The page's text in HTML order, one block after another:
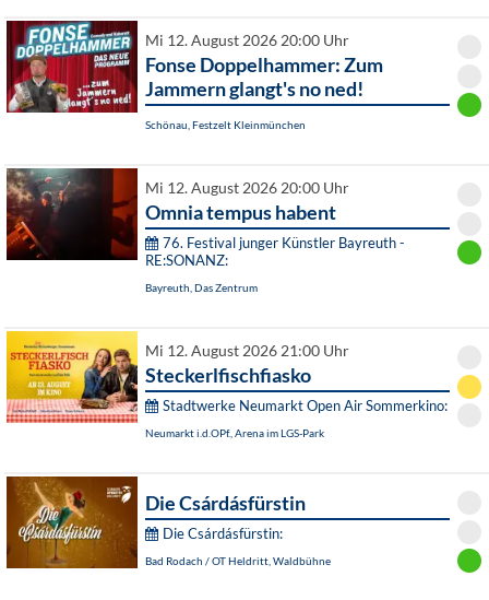
Mi 12. August 2026 20:00 Uhr
Fonse Doppelhammer: Zum
Jammern glangt's no ned!
Schönau, Festzelt Kleinmünchen
Mi 12. August 2026 20:00 Uhr
Omnia tempus habent
76. Festival junger Künstler Bayreuth -
RE:SONANZ:
Bayreuth, Das Zentrum
Mi 12. August 2026 21:00 Uhr
Steckerlfischfiasko
Stadtwerke Neumarkt Open Air Sommerkino:
Neumarkt i.d.OPf., Arena im LGS-Park
Die Csárdásfürstin
Die Csárdásfürstin:
Bad Rodach / OT Heldritt, Waldbühne